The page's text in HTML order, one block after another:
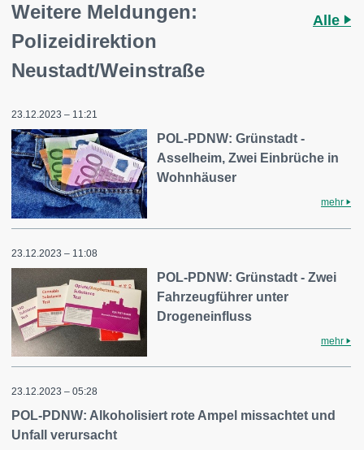
Weitere Meldungen:
Polizeidirektion
Neustadt/Weinstraße
Alle
23.12.2023 – 11:21
POL-PDNW: Grünstadt -
Asselheim, Zwei Einbrüche in
Wohnhäuser
mehr
23.12.2023 – 11:08
POL-PDNW: Grünstadt - Zwei
Fahrzeugführer unter
Drogeneinfluss
mehr
23.12.2023 – 05:28
POL-PDNW: Alkoholisiert rote Ampel missachtet und
Unfall verursacht